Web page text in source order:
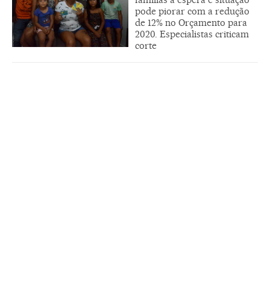
pode piorar com a redução
de 12% no Orçamento para
2020. Especialistas criticam
corte